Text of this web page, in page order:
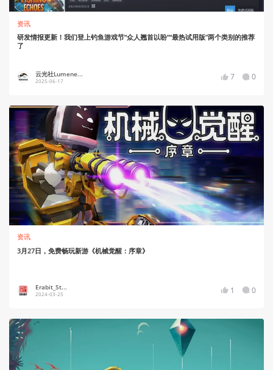
资讯
研发情报更新！我们登上钓鱼游戏节“众人翘首以盼”“最热试用版”两个类别的推荐
了
云光社Lumene...
2025-06-17 7 0
资讯
3月27日，免费畅玩新游《机械觉醒：序章》
Erabit_St...
2024-03-25 1 0